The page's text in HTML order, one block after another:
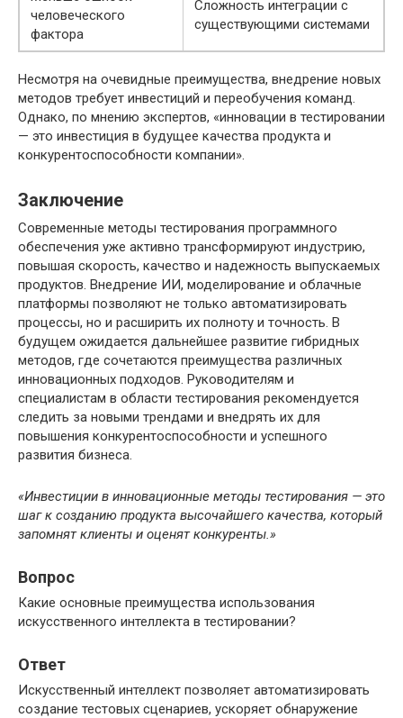
человеческого
фактора
Сложность интеграции с
существующими системами
Несмотря на очевидные преимущества, внедрение новых
методов требует инвестиций и переобучения команд.
Однако, по мнению экспертов, «инновации в тестировании
— это инвестиция в будущее качества продукта и
конкурентоспособности компании».
Заключение
Современные методы тестирования программного
обеспечения уже активно трансформируют индустрию,
повышая скорость, качество и надежность выпускаемых
продуктов. Внедрение ИИ, моделирование и облачные
платформы позволяют не только автоматизировать
процессы, но и расширить их полноту и точность. В
будущем ожидается дальнейшее развитие гибридных
методов, где сочетаются преимущества различных
инновационных подходов. Руководителям и
специалистам в области тестирования рекомендуется
следить за новыми трендами и внедрять их для
повышения конкурентоспособности и успешного
развития бизнеса.
«Инвестиции в инновационные методы тестирования — это
шаг к созданию продукта высочайшего качества, который
запомнят клиенты и оценят конкуренты.»
Вопрос
Какие основные преимущества использования
искусственного интеллекта в тестировании?
Ответ
Искусственный интеллект позволяет автоматизировать
создание тестовых сценариев, ускоряет обнаружение